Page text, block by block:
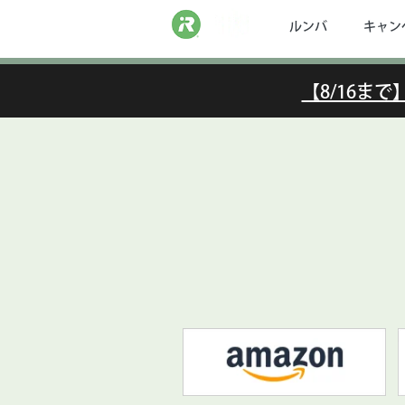
ルンバ キャン
【8/16まで